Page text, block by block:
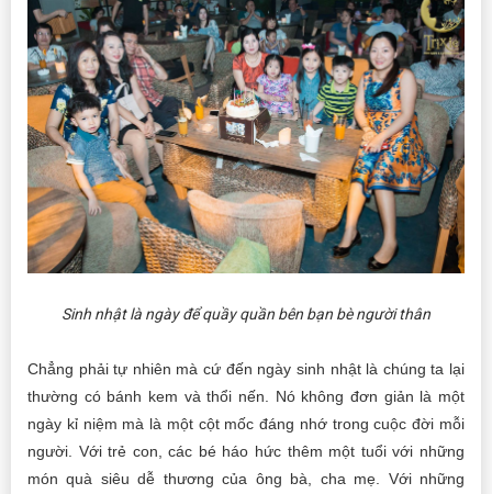
Sinh nhật là ngày để quầy quần bên bạn bè người thân
Chẳng phải tự nhiên mà cứ đến ngày sinh nhật là chúng ta lại
thường có bánh kem và thổi nến. Nó không đơn giản là một
ngày kỉ niệm mà là một cột mốc đáng nhớ trong cuộc đời mỗi
người. Với trẻ con, các bé háo hức thêm một tuổi với những
món quà siêu dễ thương của ông bà, cha mẹ. Với những